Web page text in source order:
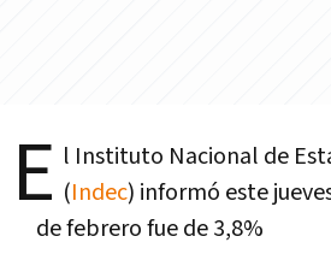
E l Instituto Nacional de
(Indec) informó este
de febrero fue de 3,8%